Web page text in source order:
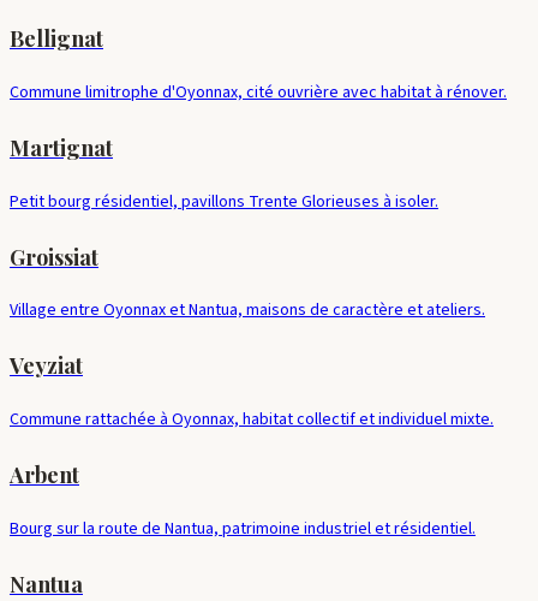
Bellignat
Commune limitrophe d'Oyonnax, cité ouvrière avec habitat à rénover.
Martignat
Petit bourg résidentiel, pavillons Trente Glorieuses à isoler.
Groissiat
Village entre Oyonnax et Nantua, maisons de caractère et ateliers.
Veyziat
Commune rattachée à Oyonnax, habitat collectif et individuel mixte.
Arbent
Bourg sur la route de Nantua, patrimoine industriel et résidentiel.
Nantua